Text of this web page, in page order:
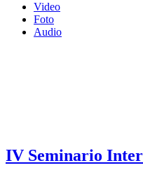
Video
Foto
Audio
IV Seminario